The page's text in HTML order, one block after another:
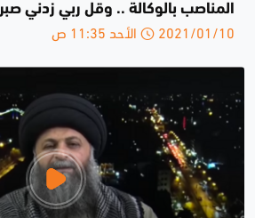
المناصب بالوكالة .. وقل ربي زدني صبرا
2021/01/10 الأحد 11:35 ص